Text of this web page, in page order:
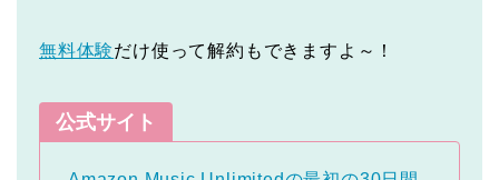
無料体験だけ使って解約もできますよ～！
公式サイト